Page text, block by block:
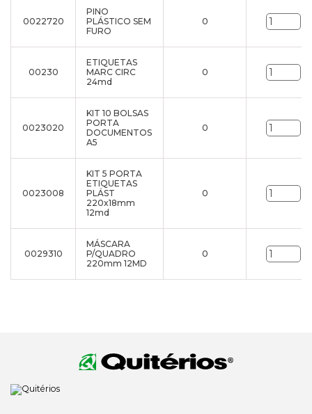
0022720
PINO
PLÁSTICO SEM
FURO
0
00230
ETIQUETAS
MARC CIRC
24md
0
0023020
KIT 10 BOLSAS
PORTA
DOCUMENTOS
A5
0
0023008
KIT 5 PORTA
ETIQUETAS
PLÁST
220x18mm
12md
0
0029310
MÁSCARA
P/QUADRO
220mm 12MD
0